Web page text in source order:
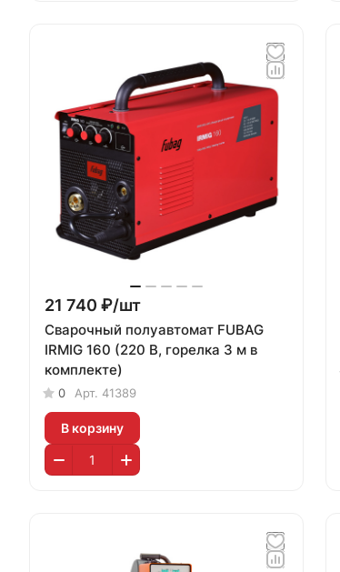
21 740 ₽/шт
Сварочный полуавтомат FUBAG
IRMIG 160 (220 В, горелка 3 м в
комплекте)
0 Арт. 41389
В корзину